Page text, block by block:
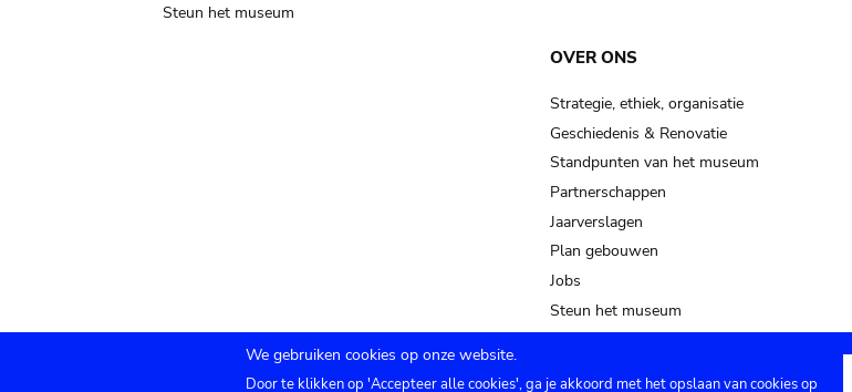
Steun het museum
OVER ONS
Strategie, ethiek, organisatie
Geschiedenis & Renovatie
Standpunten van het museum
Partnerschappen
Jaarverslagen
Plan gebouwen
Jobs
Steun het museum
We gebruiken cookies op onze website.
Door te klikken op 'Accepteer alle cookies', ga je akkoord met het opslaan van cookies op